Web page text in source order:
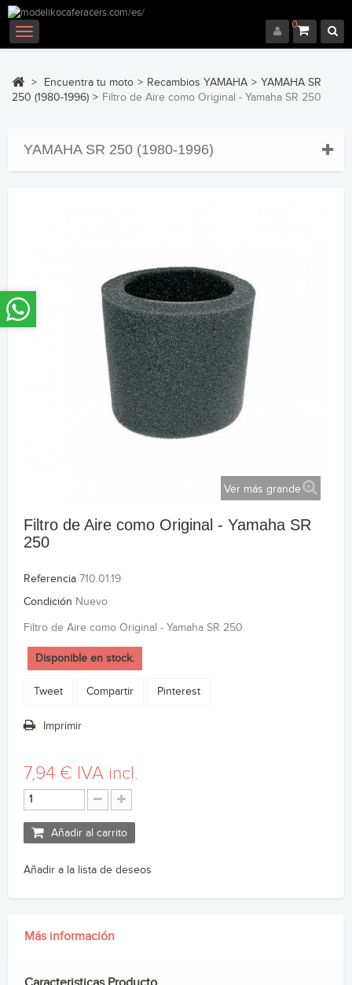
0
Navegación
Toggle
> Encuentra tu moto > Recambios YAMAHA > YAMAHA SR
250 (1980-1996) > Filtro de Aire como Original - Yamaha SR 250
YAMAHA SR 250 (1980-1996)
Ver más grande
Filtro de Aire como Original - Yamaha SR
250
Referencia 710.01.19
Condición Nuevo
Filtro de Aire como Original - Yamaha SR 250
Disponible en stock.
Tweet Compartir Pinterest
Imprimir
7,94 € IVA incl.
Añadir al carrito
Añadir a la lista de deseos
Más información